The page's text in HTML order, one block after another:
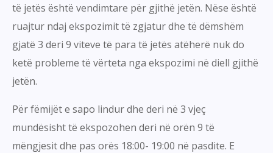
të jetës është vendimtare për gjithë jetën. Nëse është
ruajtur ndaj ekspozimit të zgjatur dhe të dëmshëm
gjatë 3 deri 9 viteve të para të jetës atëherë nuk do
ketë probleme të vërteta nga ekspozimi në diell gjithë
jetën.
Për fëmijët e sapo lindur dhe deri në 3 vjeç
mundësisht të ekspozohen deri në orën 9 të
mëngjesit dhe pas orës 18:00- 19:00 në pasdite. E